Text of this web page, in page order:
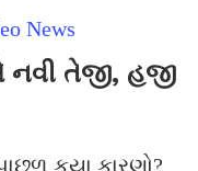
News
નવી તેજી, હજી
કયા કારણો?